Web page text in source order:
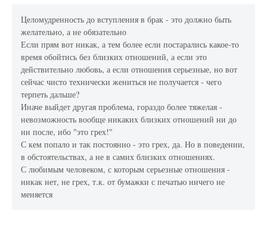
Целомудренность до вступления в брак - это должно быть
желательно, а не обязательно
Если прям вот никак, а тем более если постарались какое-то
время обойтись без близких отношений, а если это
действительно любовь, а если отношения серьезные, но вот
сейчас чисто технически жениться не получается - чего
терпеть дальше?
Иначе выйдет другая проблема, гораздо более тяжелая -
невозможность вообще никаких близких отношений ни до
ни после, ибо "это грех!"
С кем попало и так постоянно - это грех, да. Но в поведении,
в обстоятельствах, а не в самих близких отношениях.
С любимым человеком, с которым серьезные отношения -
никак нет, не грех, т.к. от бумажки с печатью ничего не
меняется